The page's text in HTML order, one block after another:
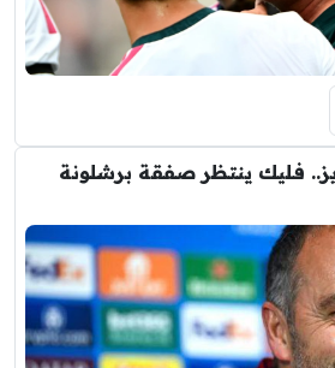
فليك ينتظر صفقة برشلونة